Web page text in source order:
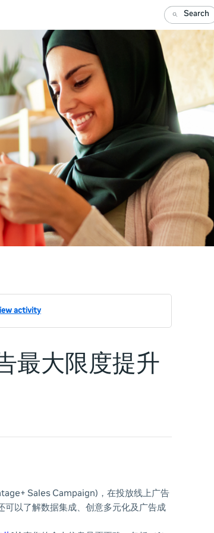
Search
activity
最大限度提升
Sales Campaign)，在投放线上广告
可以了解数据集成、创意多元化及广告成